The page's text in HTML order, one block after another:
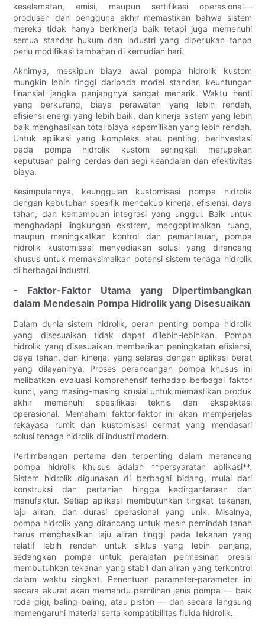
keselamatan, emisi, maupun sertifikasi operasional—
produsen dan pengguna akhir memastikan bahwa sistem
mereka tidak hanya berkinerja baik tetapi juga memenuhi
semua standar hukum dan industri yang diperlukan tanpa
perlu modifikasi tambahan di kemudian hari.
Akhirnya, meskipun biaya awal pompa hidrolik kustom
mungkin lebih tinggi daripada model standar, keuntungan
finansial jangka panjangnya sangat menarik. Waktu henti
yang berkurang, biaya perawatan yang lebih rendah,
efisiensi energi yang lebih baik, dan kinerja sistem yang lebih
baik menghasilkan total biaya kepemilikan yang lebih rendah.
Untuk aplikasi yang kompleks atau penting, berinvestasi
pada pompa hidrolik kustom seringkali merupakan
keputusan paling cerdas dari segi keandalan dan efektivitas
biaya.
Kesimpulannya, keunggulan kustomisasi pompa hidrolik
dengan kebutuhan spesifik mencakup kinerja, efisiensi, daya
tahan, dan kemampuan integrasi yang unggul. Baik untuk
menghadapi lingkungan ekstrem, mengoptimalkan ruang,
maupun meningkatkan kontrol dan pemantauan, pompa
hidrolik kustomisasi menyediakan solusi yang dirancang
khusus untuk memaksimalkan potensi sistem tenaga hidrolik
di berbagai industri.
- Faktor-Faktor Utama yang Dipertimbangkan
dalam Mendesain Pompa Hidrolik yang Disesuaikan
Dalam dunia sistem hidrolik, peran penting pompa hidrolik
yang disesuaikan tidak dapat dilebih-lebihkan. Pompa
hidrolik yang disesuaikan memberikan peningkatan efisiensi,
daya tahan, dan kinerja, yang selaras dengan aplikasi berat
yang dilayaninya. Proses perancangan pompa khusus ini
melibatkan evaluasi komprehensif terhadap berbagai faktor
kunci, yang masing-masing krusial untuk memastikan produk
akhir memenuhi spesifikasi teknis dan ekspektasi
operasional. Memahami faktor-faktor ini akan memperjelas
rekayasa rumit dan kustomisasi cermat yang mendasari
solusi tenaga hidrolik di industri modern.
Pertimbangan pertama dan terpenting dalam merancang
pompa hidrolik khusus adalah **persyaratan aplikasi**.
Sistem hidrolik digunakan di berbagai bidang, mulai dari
konstruksi dan pertanian hingga kedirgantaraan dan
manufaktur. Setiap aplikasi membutuhkan tingkat tekanan,
laju aliran, dan durasi operasional yang unik. Misalnya,
pompa hidrolik yang dirancang untuk mesin pemindah tanah
harus menghasilkan laju aliran tinggi pada tekanan yang
relatif lebih rendah untuk siklus yang lebih panjang,
sedangkan pompa untuk peralatan permesinan presisi
membutuhkan tekanan yang stabil dan aliran yang terkontrol
dalam waktu singkat. Penentuan parameter-parameter ini
secara akurat akan memandu pemilihan jenis pompa — baik
roda gigi, baling-baling, atau piston — dan secara langsung
memengaruhi material serta kompatibilitas fluida hidrolik.